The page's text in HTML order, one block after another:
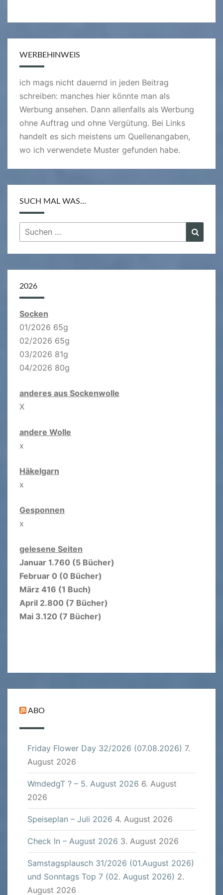
WERBEHINWEIS
ich mags nicht dauernd in jeden Beitrag
schreiben: manches hier könnte man als
Werbung ansehen. Dann allenfalls als Werbung
ohne Auftrag und ohne Vergütung. Bei Links
handelt es sich meistens um Quellenangaben,
wo ich verwendete Muster gefunden habe.
SUCH MAL WAS…
Suchen
nach:
2026
Socken
01/2026 65g
02/2026 65g
03/2026 81g
04/2026 80g
anderes aus Sockenwolle
X
andere Wolle
x
Häkelgarn
x
Gesponnen
x
gelesene Seiten
Januar 1.760 (5 Bücher)
Februar 0 (0 Bücher)
März 416 (1 Buch)
April 2.800 (7 Bücher)
Mai 3.120 (7 Bücher)
ABO
Friday Flower Day 32/2026 (07.08.2026) 7.
August 2026
WmdedgT ? – 5. August 2026 6. August
2026
Speiseplan – Juli 2026 4. August 2026
Check In – August 2026 3. August 2026
Samstagsplausch 31/2026 (01.August 2026)
und Sonntags Top 7 (02. August 2026) 2.
August 2026